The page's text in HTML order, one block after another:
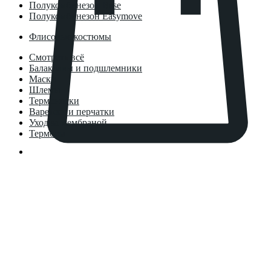
Полукомбинезон Base
Полукомбинезон Easymove
Флисовые костюмы
Смотреть всё
Балаклавы и подшлемники
Маски
Шлемы
Термоноски
Варежки и перчатки
Уход за мембраной
Термосы